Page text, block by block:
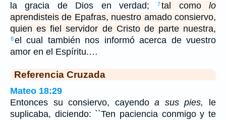
la gracia de Dios en verdad;
7tal como lo
aprendisteis de Epafras, nuestro amado consiervo,
quien es fiel servidor de Cristo de parte nuestra,
8el cual también nos informó acerca de vuestro
amor en el Espíritu.…
Referencia Cruzada
Mateo 18:29
Entonces su consiervo, cayendoa sus pies,
le
suplicaba, diciendo: ``Ten paciencia conmigo y te